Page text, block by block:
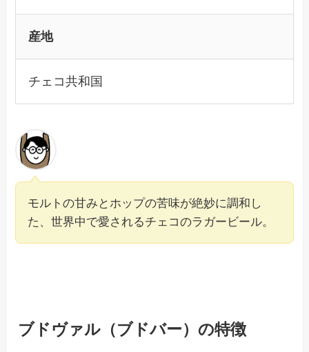
産地
チェコ共和国
モルトの甘みとホップの苦味が絶妙に調和し
た、世界中で愛されるチェコのラガービール。
ブドヴァル（ブドバー）の特徴